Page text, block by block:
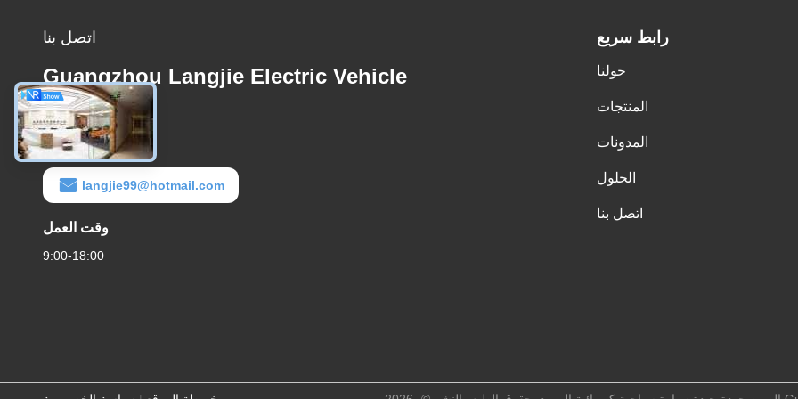
اتصل بنا
Guangzhou Langjie Electric Vehicle
Co., Ltd.
البريد الإلكتروني
langjie99@hotmail.com
وقت العمل
9:00-18:00
رابط سريع
حولنا
المنتجات
المدونات
الحلول
اتصل بنا